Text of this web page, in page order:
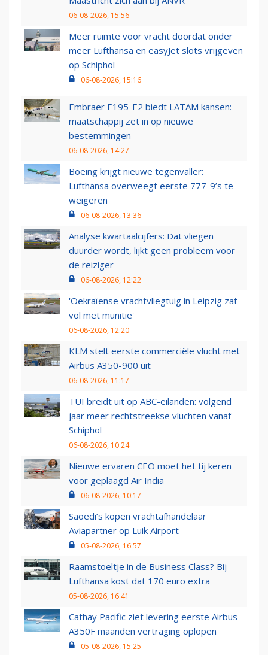
06-08-2026, 15:56
Meer ruimte voor vracht doordat onder
meer Lufthansa en easyJet slots vrijgeven
op Schiphol
06-08-2026, 15:16
Embraer E195-E2 biedt LATAM kansen:
maatschappij zet in op nieuwe
bestemmingen
06-08-2026, 14:27
Boeing krijgt nieuwe tegenvaller:
Lufthansa overweegt eerste 777-9’s te
weigeren
06-08-2026, 13:36
Analyse kwartaalcijfers: Dat vliegen
duurder wordt, lijkt geen probleem voor
de reiziger
06-08-2026, 12:22
'Oekraïense vrachtvliegtuig in Leipzig zat
vol met munitie'
06-08-2026, 12:20
KLM stelt eerste commerciële vlucht met
Airbus A350-900 uit
06-08-2026, 11:17
TUI breidt uit op ABC-eilanden: volgend
jaar meer rechtstreekse vluchten vanaf
Schiphol
06-08-2026, 10:24
Nieuwe ervaren CEO moet het tij keren
voor geplaagd Air India
06-08-2026, 10:17
Saoedi’s kopen vrachtafhandelaar
Aviapartner op Luik Airport
05-08-2026, 16:57
Raamstoeltje in de Business Class? Bij
Lufthansa kost dat 170 euro extra
05-08-2026, 16:41
Cathay Pacific ziet levering eerste Airbus
A350F maanden vertraging oplopen
05-08-2026, 15:25